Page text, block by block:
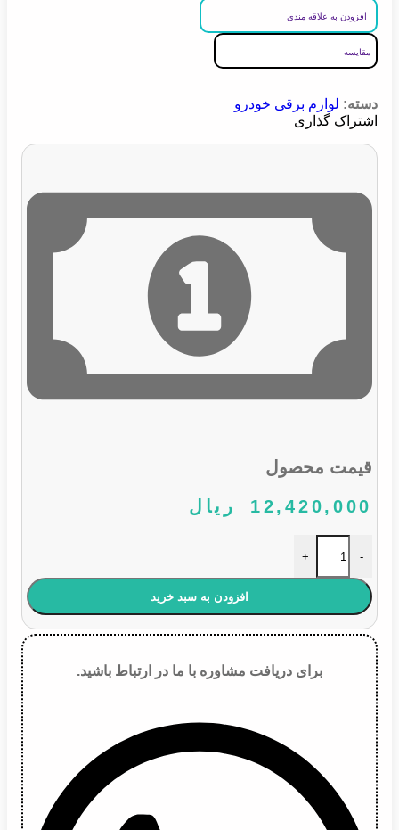
افزودن به علاقه مندی
مقایسه
دسته: لوازم برقی خودرو
اشتراک گذاری
قیمت محصول
12,420,000
ریال
-
+
افزودن به سبد خرید
برای دریافت مشاوره با ما در ارتباط باشید.